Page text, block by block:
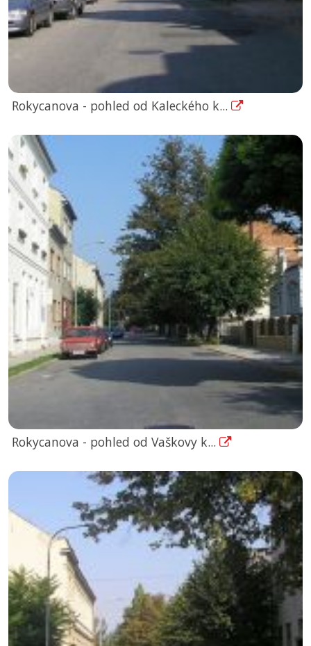
Rokycanova - pohled od Kaleckého k...
Rokycanova - pohled od Vaškovy k...